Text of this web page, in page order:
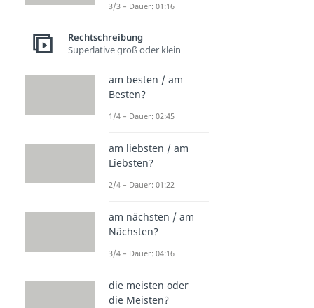
3/3 – Dauer: 01:16
Rechtschreibung
Superlative groß oder klein
am besten / am
Besten?
1/4 – Dauer: 02:45
am liebsten / am
Liebsten?
2/4 – Dauer: 01:22
am nächsten / am
Nächsten?
3/4 – Dauer: 04:16
die meisten oder
die Meisten?